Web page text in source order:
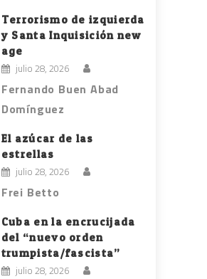
Terrorismo de izquierda
y Santa Inquisición new
age
julio 28, 2026
Fernando Buen Abad
Domínguez
El azúcar de las
estrellas
julio 28, 2026
Frei Betto
Cuba en la encrucijada
del “nuevo orden
trumpista/fascista”
julio 28, 2026